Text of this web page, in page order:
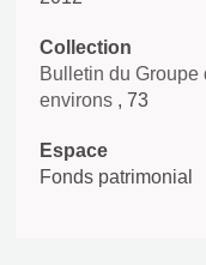
Collection
Bulletin du
environs , 73
Espace
Fonds patrimonial